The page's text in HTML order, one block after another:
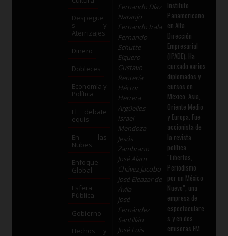
Despegue
s y
Aterrizajes
Dinero
Dobleces
Economía y
Política
El debate
equis
En las
Nubes
Enfoque
Global
Esfera
Pública
Gobierno
Hechos y
Fernando Díaz
Naranjo
Fernando Irala
Fernando
Schutte
Elguero
Gustavo
Rentería
Héctor
Herrera
Argüelles
Israel
Mendoza
Jesús
Zambrano
José Alam
Chávez Jacobo
José Eleazar de
Ávila
José
Fernández
Santillán
José Luis
Instituto
Panamericano
en Alta
Dirección
Empresarial
(IPADE). Ha
cursado varios
diplomados y
cursos en
México, Asia,
Oriente Medio
y Europa. Fue
accionista de
la revista
política
“Libertas,
Periodismo
por un México
Nuevo”, una
empresa de
espectaculare
s y en dos
emisoras FM